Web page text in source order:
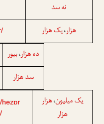
نه سد
هزار،یک هزار
ده هزار،بیور
سد هزار
/hezɒr
یک میلیون،هزار
هزار